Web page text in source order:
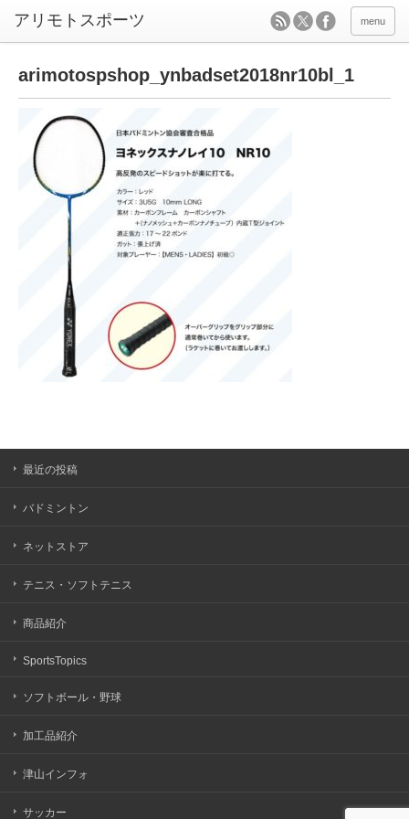
menu
arimotospshop_ynbadset2018nr10bl_1
最近の投稿
バドミントン
ネットストア
テニス・ソフトテニス
商品紹介
SportsTopics
ソフトボール・野球
加工品紹介
津山インフォ
サッカー